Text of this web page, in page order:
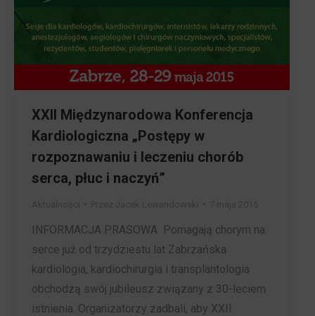
XXII Międzynarodowa Konferencja
Kardiologiczna „Postępy w
rozpoznawaniu i leczeniu chorób
serca, płuc i naczyń”
INFORMACJA PRASOWA Pomagają chorym na
serce już od trzydziestu lat Zabrzańska
kardiologia, kardiochirurgia i transplantologia
obchodzą swój jubileusz związany z 30-leciem
istnienia. Organizatorzy zadbali, aby XXII